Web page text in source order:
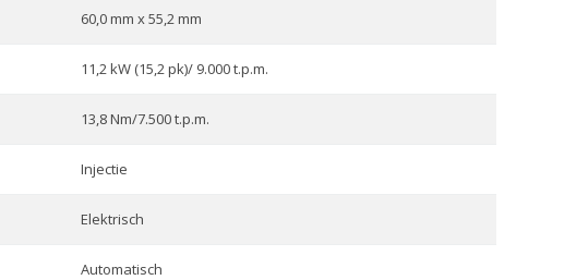
60,0 mm x 55,2 mm
11,2 kW (15,2 pk)/ 9.000 t.p.m.
13,8 Nm/7.500 t.p.m.
Injectie
Elektrisch
Automatisch